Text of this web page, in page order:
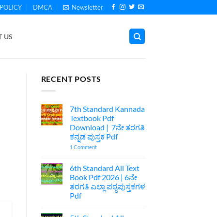
DMCA Newsletter
US
RECENT POSTS
7th Standard Kannada
Textbook Pdf
Download | 7ನೇ ತರಗತಿ
ಕನ್ನಡ ಪುಸ್ತಕ Pdf
1 Commenton
Kannada
Textbook
Pdf
Download
|
ಪುಸ್ತಕ
6th Standard All Text
Book Pdf 2026 | 6ನೇ
ತರಗತಿ ಎಲ್ಲಾ ಪಠ್ಯಪುಸ್ತಕಗಳ
Pdf